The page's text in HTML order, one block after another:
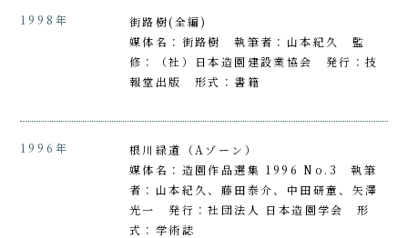
1998年
街路樹(全編)
媒体名：街路樹 執筆者：山本紀久 監
修：（社）日本造園建設業協会 発行：技
報堂出版 形式：書籍
1996年
根川緑道（Aゾーン）
媒体名：造園作品選集 1996 No.3 執筆
者：山本紀久、藤田泰介、中田研童、矢澤
光一 発行：社団法人 日本造園学会 形
式：学術誌